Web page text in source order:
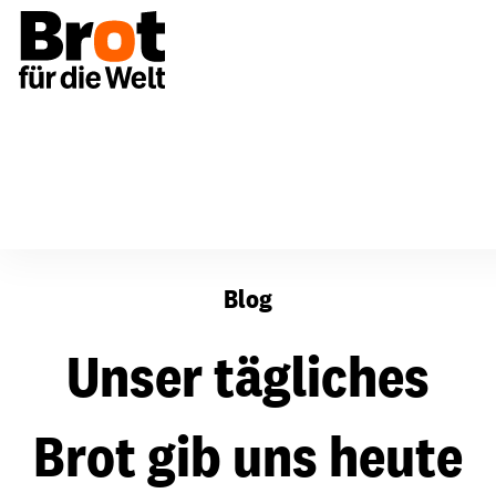
Blog
Unser tägliches
Brot gib uns heute